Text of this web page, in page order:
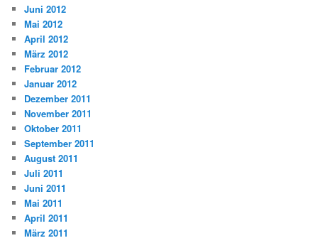
Juni 2012
Mai 2012
April 2012
März 2012
Februar 2012
Januar 2012
Dezember 2011
November 2011
Oktober 2011
September 2011
August 2011
Juli 2011
Juni 2011
Mai 2011
April 2011
März 2011